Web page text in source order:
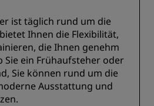
ist täglich rund um die
Ihnen die Flexibilität,
die Ihnen genehm
Sie ein Frühaufsteher oder
Sie können rund um die
Ausstattung und